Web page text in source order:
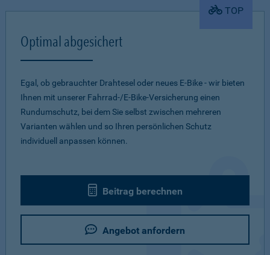
TOP
Optimal abgesichert
Egal, ob gebrauchter Drahtesel oder neues E-Bike - wir bieten
Ihnen mit unserer Fahrrad-/E-Bike-Versicherung einen
Rundumschutz, bei dem Sie selbst zwischen mehreren
Varianten wählen und so Ihren persönlichen Schutz
individuell anpassen können.
Beitrag berechnen
Angebot anfordern